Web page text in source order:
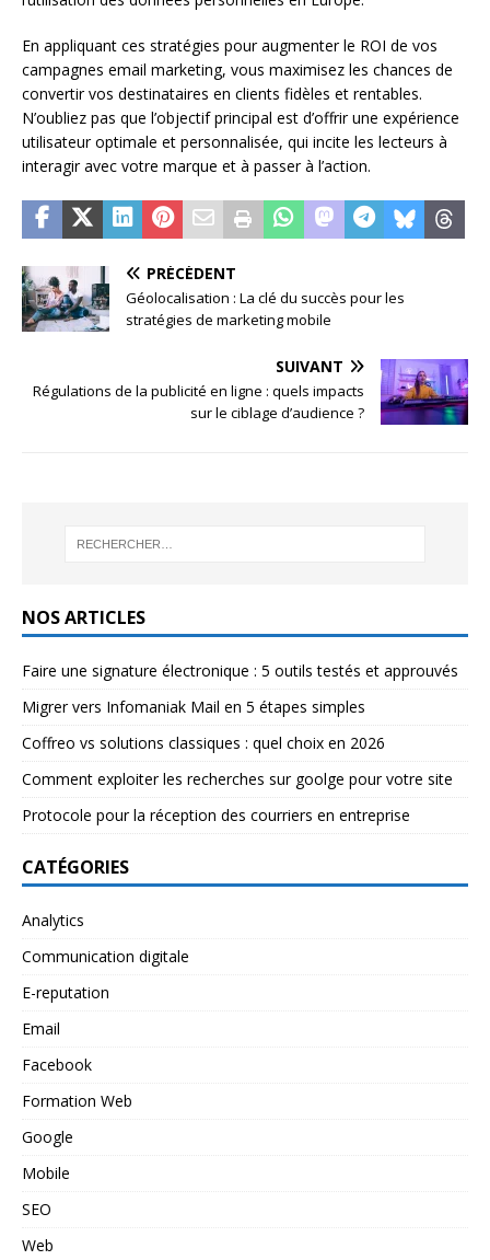
En appliquant ces stratégies pour augmenter le ROI de vos
campagnes email marketing, vous maximisez les chances de
convertir vos destinataires en clients fidèles et rentables.
N’oubliez pas que l’objectif principal est d’offrir une expérience
utilisateur optimale et personnalisée, qui incite les lecteurs à
interagir avec votre marque et à passer à l’action.
PRÉCÉDENT
Géolocalisation : La clé du succès pour les
stratégies de marketing mobile
SUIVANT
Régulations de la publicité en ligne : quels impacts
sur le ciblage d’audience ?
NOS ARTICLES
Faire une signature électronique : 5 outils testés et approuvés
Migrer vers Infomaniak Mail en 5 étapes simples
Coffreo vs solutions classiques : quel choix en 2026
Comment exploiter les recherches sur goolge pour votre site
Protocole pour la réception des courriers en entreprise
CATÉGORIES
Analytics
Communication digitale
E-reputation
Email
Facebook
Formation Web
Google
Mobile
SEO
Web